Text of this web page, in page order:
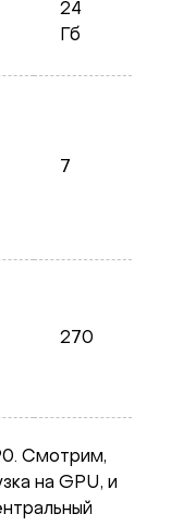
24
Гб
7
270
Смотрим,
на GPU, и